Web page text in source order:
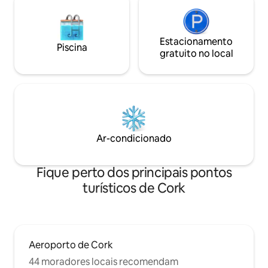
Piscina
Estacionamento
gratuito no local
Ar-condicionado
Fique perto dos principais pontos
turísticos de Cork
Aeroporto de Cork
44 moradores locais recomendam